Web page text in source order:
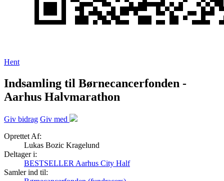
Hent
Indsamling til Børnecancerfonden -
Aarhus Halvmarathon
Giv bidrag Giv med
Oprettet Af:
Lukas Bozic Kragelund
Deltager i:
BESTSELLER Aarhus City Half
Samler ind til: